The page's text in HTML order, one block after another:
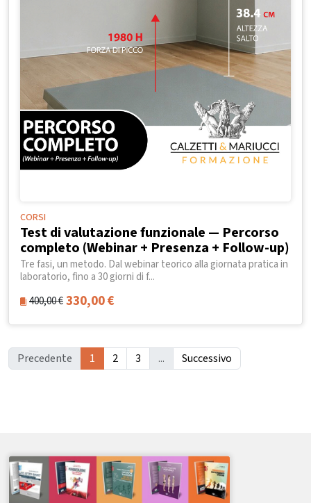
CORSI
Test di valutazione funzionale — Percorso
completo (Webinar + Presenza + Follow-up)
Tre fasi, un metodo. Dal webinar teorico alla giornata pratica in
laboratorio, fino a 30 giorni di f...
400,00€330,00€
Precedente 1 2 3 ... Successivo